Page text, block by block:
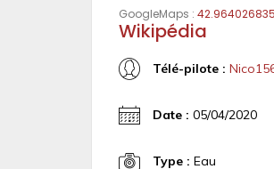
GoogleMaps :
Wikipédia
Télé-pilote :
Date : 05/04/2020
Type : Eau